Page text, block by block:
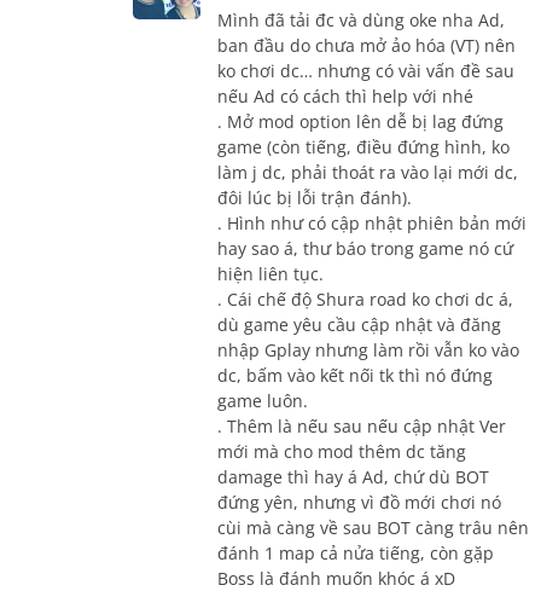
Mình đã tải đc và dùng oke nha Ad,
ban đầu do chưa mở ảo hóa (VT) nên
ko chơi dc… nhưng có vài vấn đề sau
nếu Ad có cách thì help với nhé
. Mở mod option lên dễ bị lag đứng
game (còn tiếng, điều đứng hình, ko
làm j dc, phải thoát ra vào lại mới dc,
đôi lúc bị lỗi trận đánh).
. Hình như có cập nhật phiên bản mới
hay sao á, thư báo trong game nó cứ
hiện liên tục.
. Cái chế độ Shura road ko chơi dc á,
dù game yêu cầu cập nhật và đăng
nhập Gplay nhưng làm rồi vẫn ko vào
dc, bấm vào kết nối tk thì nó đứng
game luôn.
. Thêm là nếu sau nếu cập nhật Ver
mới mà cho mod thêm dc tăng
damage thì hay á Ad, chứ dù BOT
đứng yên, nhưng vì đồ mới chơi nó
cùi mà càng về sau BOT càng trâu nên
đánh 1 map cả nửa tiếng, còn gặp
Boss là đánh muốn khóc á xD